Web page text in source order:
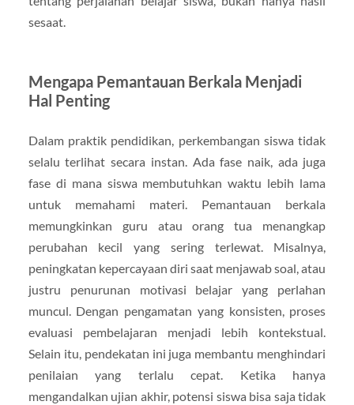
sesaat.
Mengapa Pemantauan Berkala Menjadi
Hal Penting
Dalam praktik pendidikan, perkembangan siswa tidak
selalu terlihat secara instan. Ada fase naik, ada juga
fase di mana siswa membutuhkan waktu lebih lama
untuk memahami materi. Pemantauan berkala
memungkinkan guru atau orang tua menangkap
perubahan kecil yang sering terlewat. Misalnya,
peningkatan kepercayaan diri saat menjawab soal, atau
justru penurunan motivasi belajar yang perlahan
muncul. Dengan pengamatan yang konsisten, proses
evaluasi pembelajaran menjadi lebih kontekstual.
Selain itu, pendekatan ini juga membantu menghindari
penilaian yang terlalu cepat. Ketika hanya
mengandalkan ujian akhir, potensi siswa bisa saja tidak